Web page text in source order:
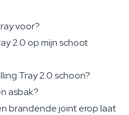
voor?
2.0 op mijn schoot
Tray 2.0 schoon?
asbak?
brandende joint erop laat